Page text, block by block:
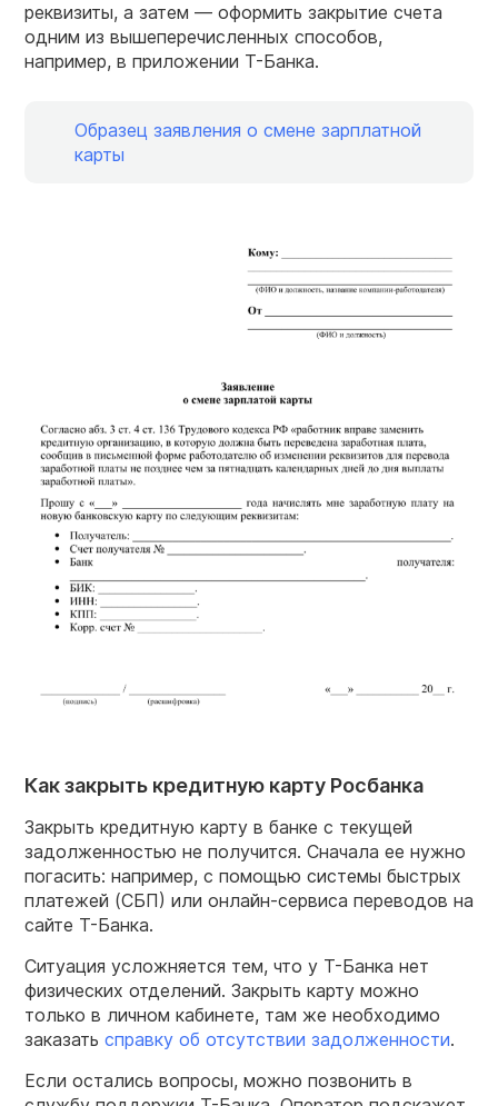
реквизиты, а затем — оформить закрытие счета
одним из вышеперечисленных способов,
например, в приложении Т-Банка.
Образец заявления о смене зарплатной
карты
Как закрыть кредитную карту Росбанка
Закрыть кредитную карту в банке с текущей
задолженностью не получится. Сначала ее нужно
погасить: например, с помощью системы быстрых
платежей (СБП) или онлайн-сервиса переводов на
сайте Т-Банка.
Ситуация усложняется тем, что у Т-Банка нет
физических отделений. Закрыть карту можно
только в личном кабинете, там же необходимо
заказать справку об отсутствии задолженности.
Если остались вопросы, можно позвонить в